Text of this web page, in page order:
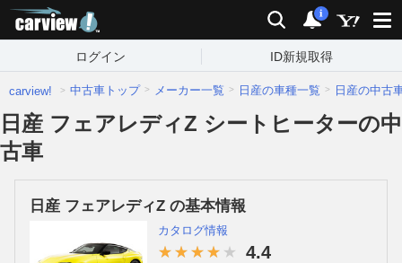
検索 通知
i
ログイン ID新規取得
carview! 中古車トップ メーカー一覧 日産の車種一覧 日産の中古
日産 フェアレディZ シートヒーターの中
古車
日産 フェアレディZ の基本情報
カタログ情報
4.4